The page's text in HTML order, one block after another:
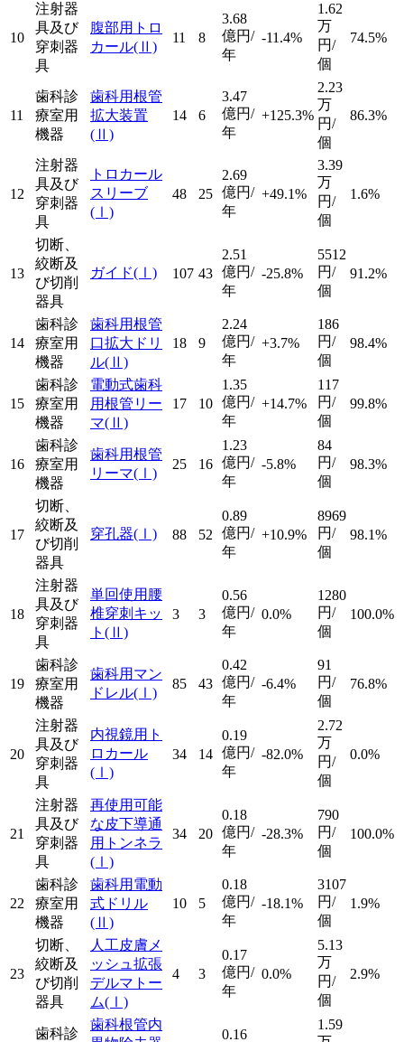
10
注射器
具及び
穿刺器
具
腹部用トロ
カール(Ⅱ)
11 8
3.68
億円/
年
-11.4%
1.62
万
円/
個
74.5%
11
歯科診
療室用
機器
歯科用根管
拡大装置
(Ⅱ)
14 6
3.47
億円/
年
+125.3%
2.23
万
円/
個
86.3%
12
注射器
具及び
穿刺器
具
トロカール
スリーブ
(Ⅰ)
48 25
2.69
億円/
年
+49.1%
3.39
万
円/
個
1.6%
13
切断、
絞断及
び切削
器具
ガイド(Ⅰ) 107 43
2.51
億円/
年
-25.8%
5512
円/
個
91.2%
14
歯科診
療室用
機器
歯科用根管
口拡大ドリ
ル(Ⅱ)
18 9
2.24
億円/
年
+3.7%
186
円/
個
98.4%
15
歯科診
療室用
機器
電動式歯科
用根管リー
マ(Ⅱ)
17 10
1.35
億円/
年
+14.7%
117
円/
個
99.8%
16
歯科診
療室用
機器
歯科用根管
リーマ(Ⅰ)
25 16
1.23
億円/
年
-5.8%
84
円/
個
98.3%
17
切断、
絞断及
び切削
器具
穿孔器(Ⅰ) 88 52
0.89
億円/
年
+10.9%
8969
円/
個
98.1%
18
注射器
具及び
穿刺器
具
単回使用腰
椎穿刺キッ
ト (Ⅱ)
3 3
0.56
億円/
年
0.0%
1280
円/
個
100.0%
19
歯科診
療室用
機器
歯科用マン
ドレル(Ⅰ)
85 43
0.42
億円/
年
-6.4%
91
円/
個
76.8%
20
注射器
具及び
穿刺器
具
内視鏡用ト
ロカール
(Ⅰ)
34 14
0.19
億円/
年
-82.0%
2.72
万
円/
個
0.0%
21
注射器
具及び
穿刺器
具
再使用可能
な皮下導通
用トンネラ
(Ⅰ)
34 20
0.18
億円/
年
-28.3%
790
円/
個
100.0%
22
歯科診
療室用
機器
歯科用電動
式ドリル
(Ⅱ)
10 5
0.18
億円/
年
-18.1%
3107
円/
個
1.9%
23
切断、
絞断及
び切削
器具
人工皮膚メ
ッシュ拡張
デルマトー
ム(Ⅰ)
4 3
0.17
億円/
年
0.0%
5.13
万
円/
個
2.9%
歯科診
歯科根管内
0.16
1.59